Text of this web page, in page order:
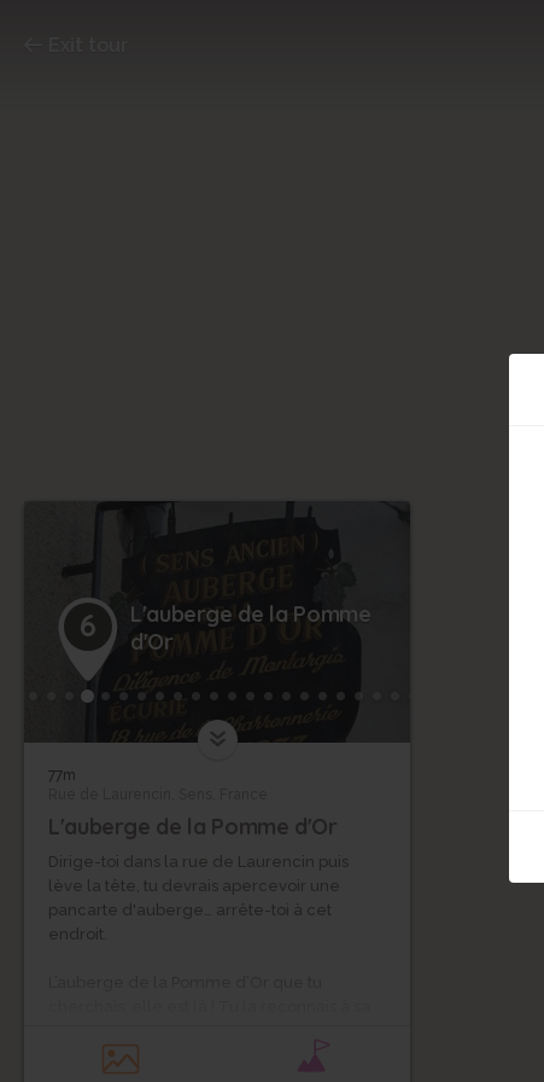
6
L'auberge de la Pomme
d'Or
77m
L'auberge de la Pomme d'Or
Dirige-toi dans la rue de Laurencin puis
lève la tête, tu devrais apercevoir une
pancarte d'auberge… arrête-toi à cet
endroit.
ancienne enseigne, cette auberge était en